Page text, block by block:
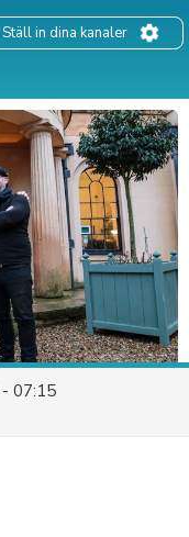
Ställ in dina kanaler
07:15